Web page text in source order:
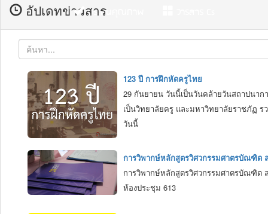
ประกันคุณภาพ
SDGs
อัปเดทข่าวสาร
123 ปี การฝึกหัดครูไทย
29 กันยายน วันนี้เป็นวันคล้ายวันสถาปนา
เป็นวิทยาลัยครู และมหาวิทยาลัยราชภัฏ ร
วันนี้
การวิพากษ์หลักสูตรวิศวกรรมศาตรบัณฑิต
การวิพากษ์หลักสูตรวิศวกรรมศาตรบัณฑิต
ห้องประชุม 613